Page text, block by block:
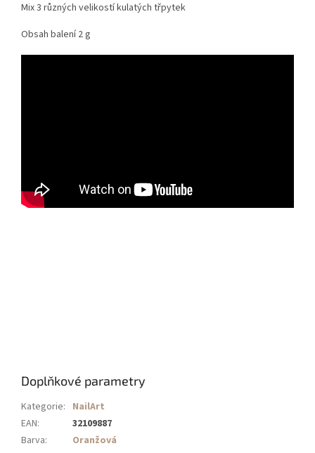
Mix 3 různých velikostí kulatých třpytek
Obsah balení 2 g
Doplňkové parametry
Kategorie: NailArt
EAN:
32109887
Barva: Oranžová